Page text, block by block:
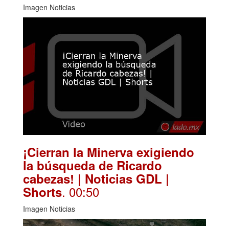
Imagen Noticias
¡Cierran la Minerva exigiendo
la búsqueda de Ricardo
cabezas! | Noticias GDL |
Shorts. 00:50
Imagen Noticias